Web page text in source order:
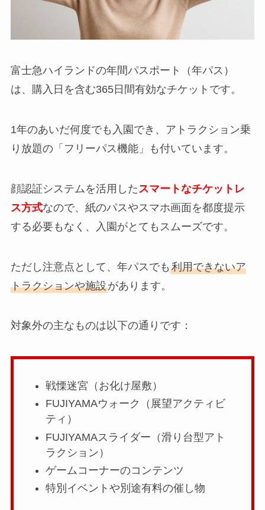
富士急ハイランドの年間パスポート（年パス）
は、購入日を含む365日間有効なチケットです。
1年のあいだ何度でも入園でき、アトラクション乗
り放題の「フリーパス機能」も付いています。
顔認証システムを活用した スマートなチケットレ
ス方式なので、紙のパスやスマホ画面を都度提示
する必要もなく、入園がとてもスムーズです。
ただし注意点として、年パスでも 利用できないア
トラクションや施設があります。
対象外の主なものは以下の通りです：
戦慄迷宮（お化け屋敷）
FUJIYAMAウォーク（展望アクティビ
ティ）
FUJIYAMAスライダー（滑り台型アト
ラクション）
ゲームコーナーのコンテンツ
特別イベントや別途有料の催し物